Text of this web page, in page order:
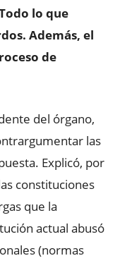
lo que
Además, el
de
del órgano,
las
Explicó, por
constituciones
que la
actual abusó
(normas